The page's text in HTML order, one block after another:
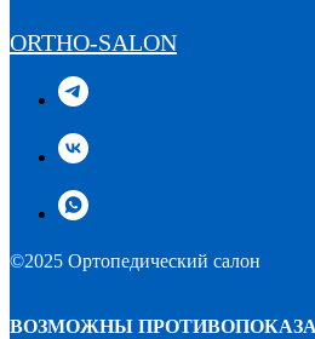
ORTHO-SALON
©2025 Ортопедический салон
ВОЗМОЖНЫ